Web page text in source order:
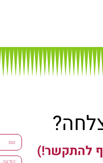
להתקשר!)
שם
הודעה